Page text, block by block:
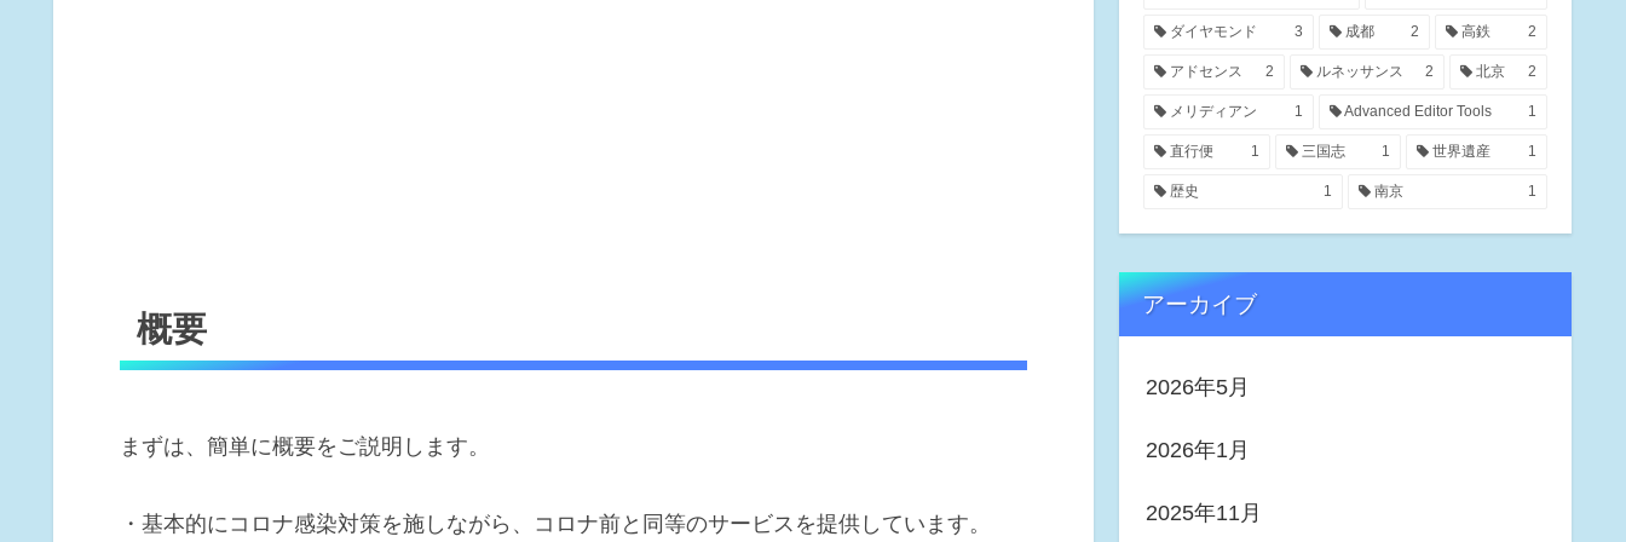
概要
まずは、簡単に概要をご説明します。
・基本的にコロナ感染対策を施しながら、コロナ前と同等のサービスを提供しています。
ダイヤモンド 3 成都 2 高鉄 2
アドセンス 2 ルネッサンス 2 北京 2
メリディアン 1 Advanced Editor Tools 1
直行便 1 三国志 1 世界遺産 1
歴史 1 南京 1
アーカイブ
2026年5月
2026年1月
2025年11月